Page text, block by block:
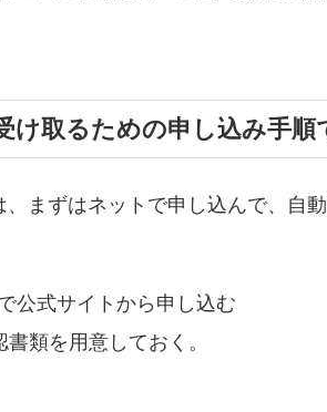
取るための申し込み手順
まずはネットで申し込んで、自
公式サイトから申し込む
類を用意しておく。